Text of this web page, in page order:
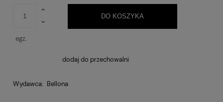
egz.
DO KOSZYKA
dodaj do przechowalni
Wydawca: Bellona